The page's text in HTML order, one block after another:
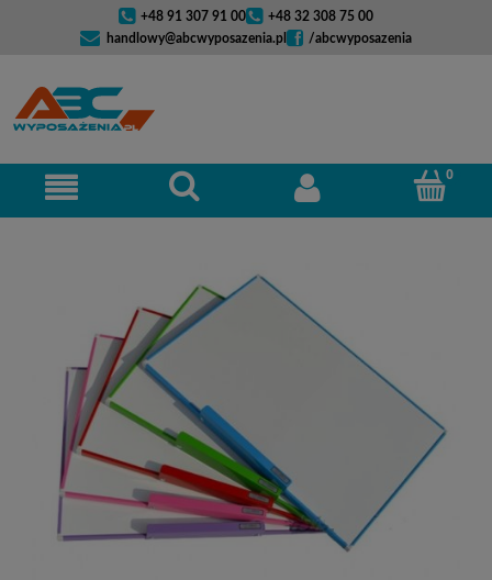
+48 91 307 91 00
+48 32 308 75 00
handlowy@abcwyposazenia.pl
/abcwyposazenia